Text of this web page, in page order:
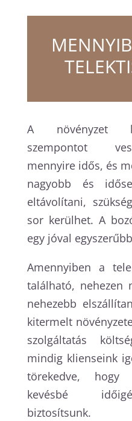
A növényzet
szempontot
mennyire idős, és
nagyobb és
eltávolítani,
sor kerülhet. A
egy jóval
Amennyiben a
található, nehezen
nehezebb
kitermelt
szolgáltatás
mindig klienseink
törekedve, hogy
kevésbé
biztosítsunk.